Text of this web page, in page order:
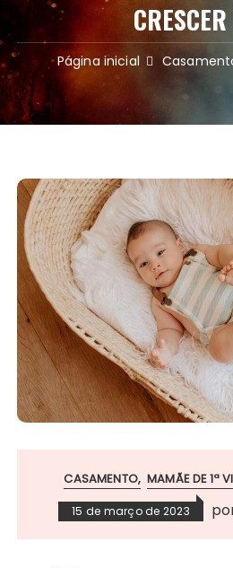
Página inicial
CASAMENTO MAMÃE DE 1ª
15 de março de 2023